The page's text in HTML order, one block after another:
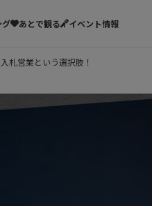
グ あとで観る イベント情報
札営業という選択肢！